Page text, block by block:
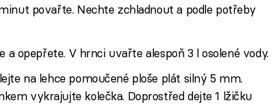
povařte. Nechte zchladnout a podle potřeby
a opepřete. V hrnci uvařte alespoň 3 l osolené vody.
na lehce pomoučené ploše plát silný 5 mm.
vykrajujte kolečka. Doprostřed dejte 1 lžičku